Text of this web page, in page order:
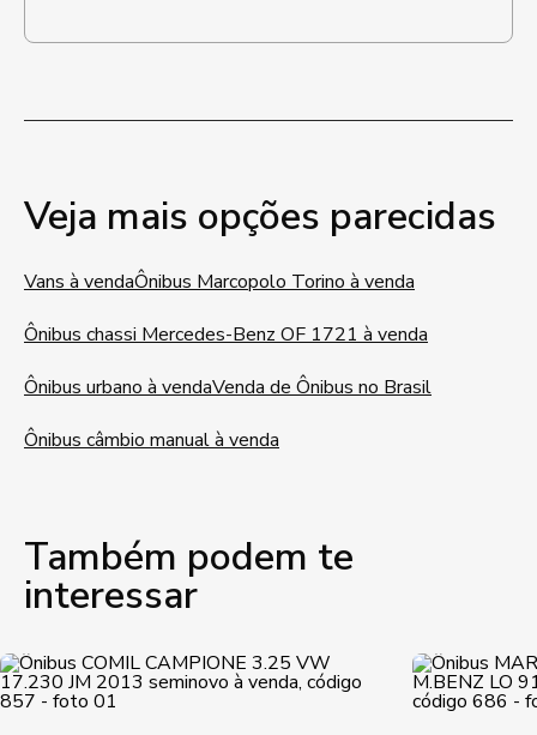
Veja mais opções parecidas
Vans à vendaÔnibus Marcopolo Torino à venda
Ônibus chassi Mercedes-Benz OF 1721 à venda
Ônibus urbano à vendaVenda de Ônibus no Brasil
Ônibus câmbio manual à venda
Também podem te
interessar